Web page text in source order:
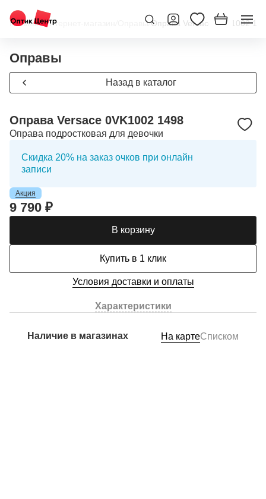
Главная/Интернет-магазин Оправы/Оправа Versace 0VK1002
Оправы
Назад в каталог
Оправа Versace 0VK1002 1498
Оправа подростковая для девочки
Скидка 20% на заказ очков при онлайн
записи
Акция
9 790 ₽
В корзину
Купить в 1 клик
Условия доставки и оплаты
Характеристики
Наличие в магазинах На картеСписком